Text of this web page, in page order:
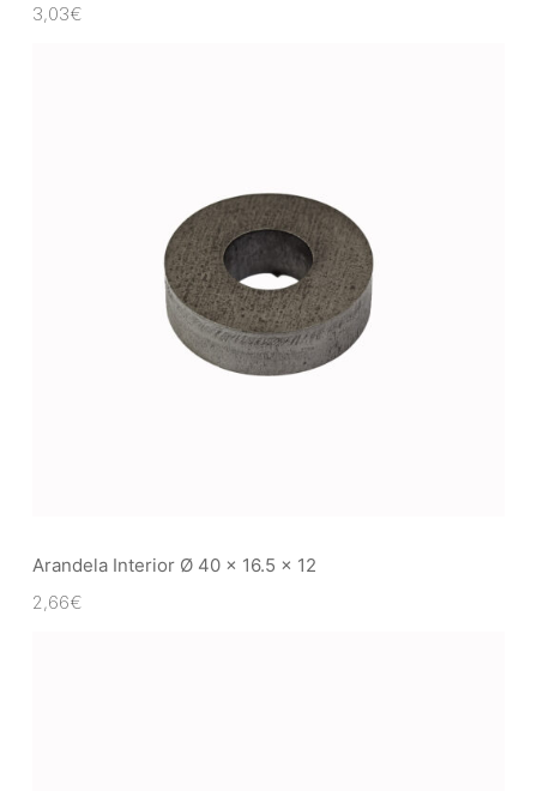
3,03€
Arandela Interior Ø 40 x 16.5 x 12
2,66€